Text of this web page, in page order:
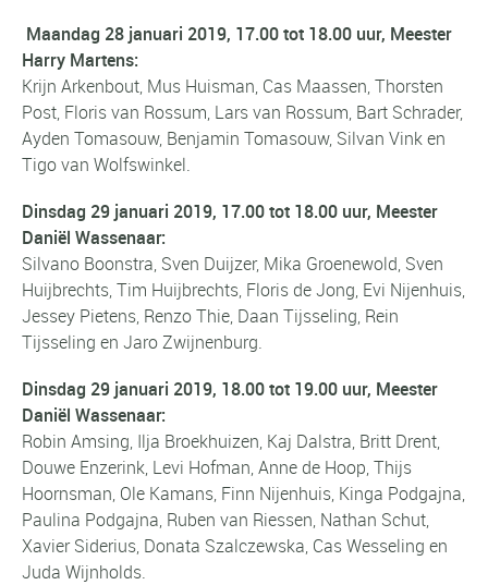
Maandag 28 januari 2019, 17.00 tot 18.00 uur, Meester
Harry Martens:
Krijn Arkenbout, Mus Huisman, Cas Maassen, Thorsten
Post, Floris van Rossum, Lars van Rossum, Bart Schrader,
Ayden Tomasouw, Benjamin Tomasouw, Silvan Vink en
Tigo van Wolfswinkel.
Dinsdag 29 januari 2019, 17.00 tot 18.00 uur, Meester
Daniël Wassenaar:
Silvano Boonstra, Sven Duijzer, Mika Groenewold, Sven
Huijbrechts, Tim Huijbrechts, Floris de Jong, Evi Nijenhuis,
Jessey Pietens, Renzo Thie, Daan Tijsseling, Rein
Tijsseling en Jaro Zwijnenburg.
Dinsdag 29 januari 2019, 18.00 tot 19.00 uur, Meester
Daniël Wassenaar:
Robin Amsing, Ilja Broekhuizen, Kaj Dalstra, Britt Drent,
Douwe Enzerink, Levi Hofman, Anne de Hoop, Thijs
Hoornsman, Ole Kamans, Finn Nijenhuis, Kinga Podgajna,
Paulina Podgajna, Ruben van Riessen, Nathan Schut,
Xavier Siderius, Donata Szalczewska, Cas Wesseling en
Juda Wijnholds.